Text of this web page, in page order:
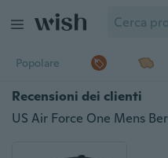
Popolare
Recensioni dei clienti